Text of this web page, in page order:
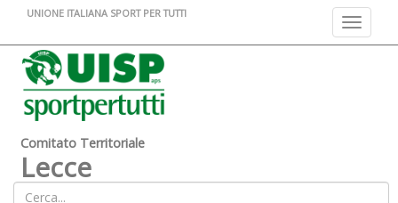
Toggle
UNIONE ITALIANA SPORT PER TUTTI
Comitato Territoriale
Lecce